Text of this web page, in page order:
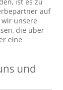
auf
wir unsere
die über
eine
und